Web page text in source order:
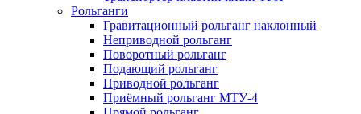
Рольганги
Гравитационный рольганг наклонный
Неприводной рольганг
Поворотный рольганг
Подающий рольганг
Приводной рольганг
Приёмный рольганг МТУ-4